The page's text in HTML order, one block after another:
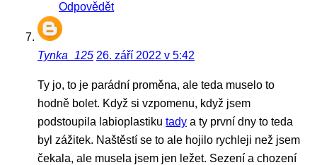
Odpovědět
Tynka_125 26. září 2022 v 5:42
Ty jo, to je parádní proměna, ale teda muselo to
hodně bolet. Když si vzpomenu, když jsem
podstoupila labioplastiku tady a ty první dny to teda
byl zážitek. Naštěstí se to ale hojilo rychleji než jsem
čekala, ale musela jsem jen ležet. Sezení a chození